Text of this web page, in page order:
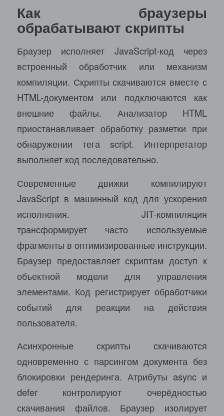
Как браузеры
обрабатывают скрипты
Браузер исполняет JavaScript-код через
встроенный обработчик или механизм
компиляции. Скрипты скачиваются вместе с
HTML-документом или подключаются как
внешние файлы. Анализатор HTML
приостанавливает обработку разметки при
обнаружении тега script. Интерпретатор
выполняет код последовательно.
Современные движки компилируют
JavaScript в машинный код для ускорения
исполнения. JIT-компиляция
трансформирует часто используемые
фрагменты в оптимизированные инструкции.
Браузер предоставляет скриптам доступ к
объектной модели для управления
элементами. Код регистрирует обработчики
событий для реакции на действия
пользователя.
Асинхронные скрипты скачиваются
одновременно с парсингом документа без
блокировки рендеринга. Атрибуты async и
defer контролируют очерёдностью
скачивания файлов. Браузер изолирует